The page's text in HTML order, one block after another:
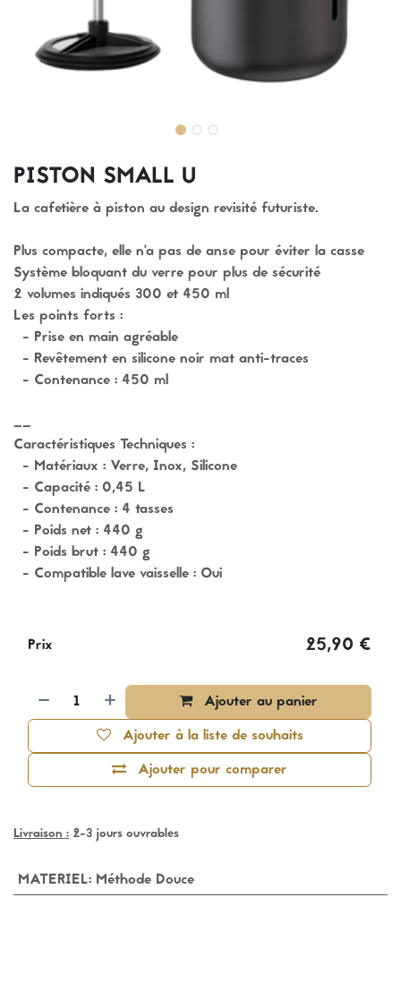
PISTON SMALL U
La cafetière à piston au design revisité futuriste.
Plus compacte, elle n’a pas de anse pour éviter la casse
Système bloquant du verre pour plus de sécurité
2 volumes indiqués 300 et 450 ml
Les points forts :
- Prise en main agréable
- Revêtement en silicone noir mat anti-traces
- Contenance : 450 ml
__
Caractéristiques Techniques :
- Matériaux : Verre, Inox, Silicone
- Capacité : 0,45 L
- Contenance : 4 tasses
- Poids net : 440 g
- Poids brut : 440 g
- Compatible lave vaisselle : Oui
Ajouter au panier
Ajouter pour comparer
Ajouter à la liste de souhaits
Prix 25,90 €
Livraison : 2-3 jours ouvrables
MATERIEL: Méthode Douce